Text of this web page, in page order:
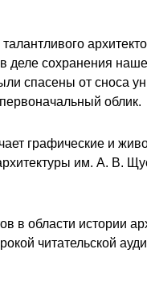
сохранения
спасены от сноса
облик.
графические и
им. А. В.
в области истории
читательской